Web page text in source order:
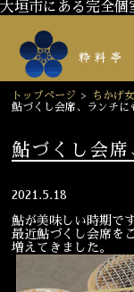
大垣市にある完全
トップページ > ちかげ
鮎づくし会席、ランチに
鮎づくし会席
2021.5.18
鮎が美味しい時期で
最近鮎づくし会席を
増えてきました。
スタッフ紹介
お部屋のご紹介